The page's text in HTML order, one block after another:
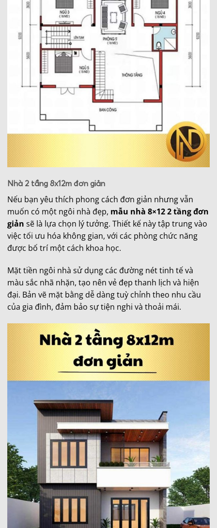
Nhà 2 tầng 8x12m đơn giản
Nếu bạn yêu thích phong cách đơn giản nhưng vẫn
muốn có một ngôi nhà đẹp, mẫu nhà 8×12 2 tầng đơn
giản sẽ là lựa chọn lý tưởng. Thiết kế này tập trung vào
việc tối ưu hóa không gian, với các phòng chức năng
được bố trí một cách khoa học.
Mặt tiền ngôi nhà sử dụng các đường nét tinh tế và
màu sắc nhã nhặn, tạo nên vẻ đẹp thanh lịch và hiện
đại. Bản vẽ mặt bằng dễ dàng tuỳ chỉnh theo nhu cầu
của gia đình, đảm bảo sự tiện nghi và thoải mái.